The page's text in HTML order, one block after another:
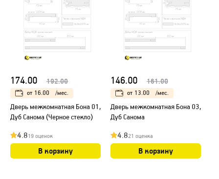
174.00 192.00
от 16.00 /мес.
Дверь межкомнатная Бона 01,
Дуб Санома (Черное стекло)
4.819 оценок
В корзину
146.00 161.00
от 13.00 /мес.
Дверь межкомнатная Бона 03,
Дуб Санома
4.821 оценка
В корзину